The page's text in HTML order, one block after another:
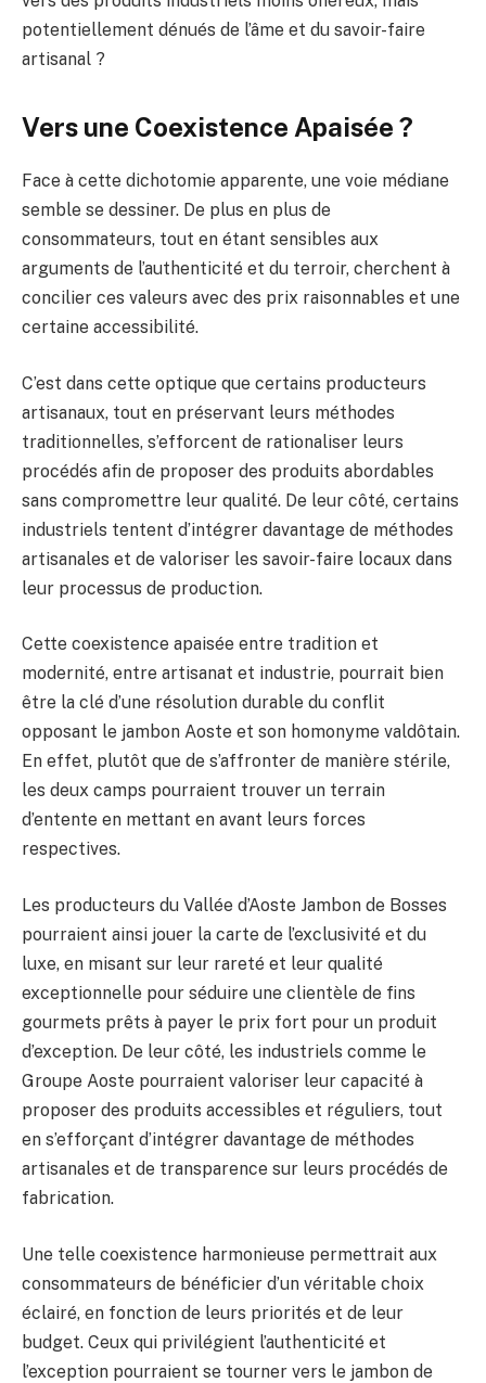
potentiellement dénués de l’âme et du savoir-faire
artisanal ?
Vers une Coexistence Apaisée ?
Face à cette dichotomie apparente, une voie médiane
semble se dessiner. De plus en plus de
consommateurs, tout en étant sensibles aux
arguments de l’authenticité et du terroir, cherchent à
concilier ces valeurs avec des prix raisonnables et une
certaine accessibilité.
C’est dans cette optique que certains producteurs
artisanaux, tout en préservant leurs méthodes
traditionnelles, s’efforcent de rationaliser leurs
procédés afin de proposer des produits abordables
sans compromettre leur qualité. De leur côté, certains
industriels tentent d’intégrer davantage de méthodes
artisanales et de valoriser les savoir-faire locaux dans
leur processus de production.
Cette coexistence apaisée entre tradition et
modernité, entre artisanat et industrie, pourrait bien
être la clé d’une résolution durable du conflit
opposant le jambon Aoste et son homonyme valdôtain.
En effet, plutôt que de s’affronter de manière stérile,
les deux camps pourraient trouver un terrain
d’entente en mettant en avant leurs forces
respectives.
Les producteurs du Vallée d’Aoste Jambon de Bosses
pourraient ainsi jouer la carte de l’exclusivité et du
luxe, en misant sur leur rareté et leur qualité
exceptionnelle pour séduire une clientèle de fins
gourmets prêts à payer le prix fort pour un produit
d’exception. De leur côté, les industriels comme le
Groupe Aoste pourraient valoriser leur capacité à
proposer des produits accessibles et réguliers, tout
en s’efforçant d’intégrer davantage de méthodes
artisanales et de transparence sur leurs procédés de
fabrication.
Une telle coexistence harmonieuse permettrait aux
consommateurs de bénéficier d’un véritable choix
éclairé, en fonction de leurs priorités et de leur
budget. Ceux qui privilégient l’authenticité et
l’exception pourraient se tourner vers le jambon de